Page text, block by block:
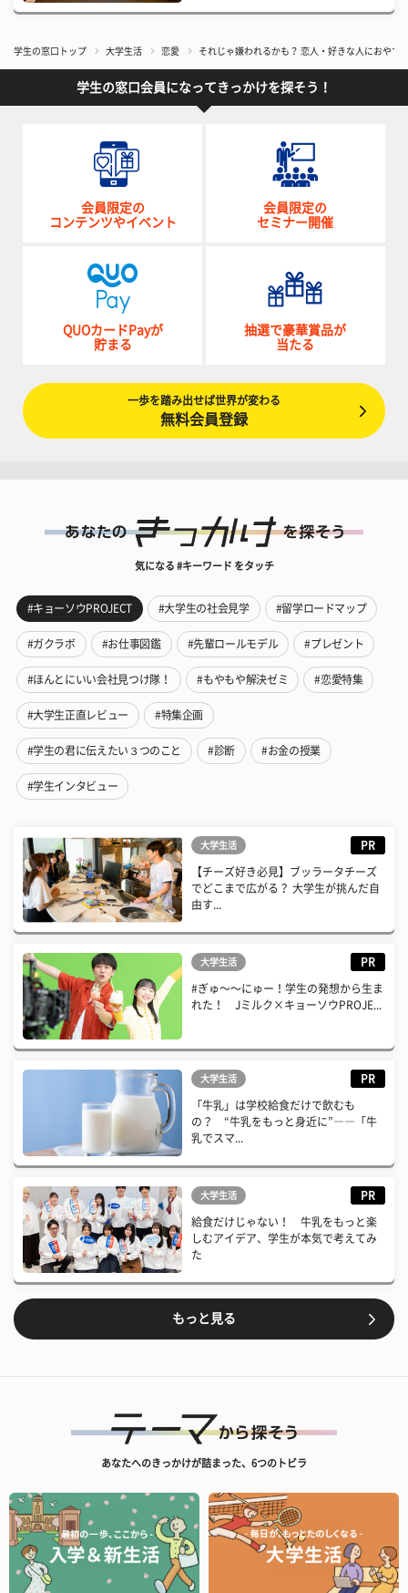
学生の窓口トップ 大学生活 恋愛 それじゃ嫌われるかも？ 恋人・好きな人におやす
学生の窓口会員になってきっかけを探そう！
会員限定の
コンテンツやイベント
会員限定の
セミナー開催
QUOカードPayが
貯まる
抽選で豪華賞品が
当たる
一歩を踏み出せば世界が変わる
無料会員登録
気になる #キーワード をタッチ
#キョーソウPROJECT #大学生の社会見学 #留学ロードマップ
#ガクラボ #お仕事図鑑 #先輩ロールモデル #プレゼント
#ほんとにいい会社見つけ隊！ #もやもや解決ゼミ #恋愛特集
#大学生正直レビュー #特集企画
#学生の君に伝えたい３つのこと #診断 #お金の授業
#学生インタビュー
大学生活 PR
【チーズ好き必見】ブッラータチーズ
でどこまで広がる？ 大学生が挑んだ自
由す...
大学生活 PR
#ぎゅ〜〜にゅー！学生の発想から生ま
れた！ Jミルク×キョーソウPROJE...
大学生活 PR
「牛乳」は学校給食だけで飲むも
の？ “牛乳をもっと身近に”――「牛
乳でスマ...
大学生活 PR
給食だけじゃない！ 牛乳をもっと楽
しむアイデア、学生が本気で考えてみ
た
もっと見る
あなたへのきっかけが詰まった、6つのトビラ